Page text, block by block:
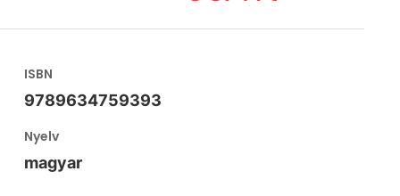
ISBN
9789634759393
Nyelv
magyar